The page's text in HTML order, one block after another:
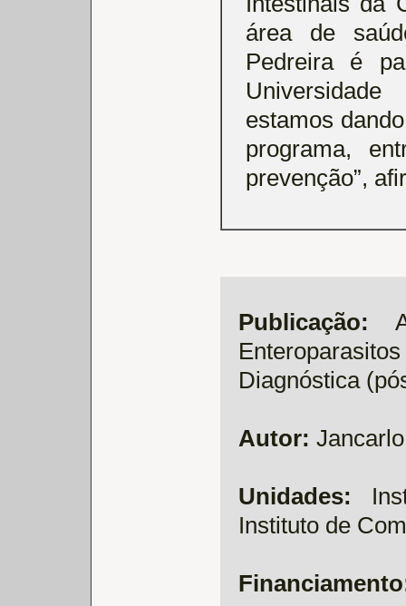
área de
Pedreira é
estamos
programa,
prevenção”,
Publicação:
Diagnóstica
Autor:
Unidades:
Instituto de